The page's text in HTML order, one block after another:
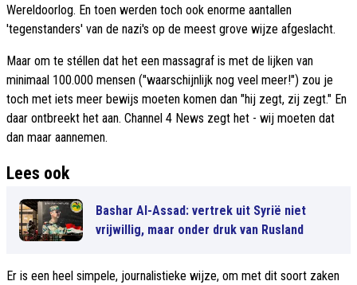
Wereldoorlog. En toen werden toch ook enorme aantallen
'tegenstanders' van de nazi's op de meest grove wijze afgeslacht.
Maar om te stéllen dat het een massagraf is met de lijken van
minimaal 100.000 mensen ("waarschijnlijk nog veel meer!") zou je
toch met iets meer bewijs moeten komen dan "hij zegt, zij zegt." En
daar ontbreekt het aan. Channel 4 News zegt het - wij moeten dat
dan maar aannemen.
Lees ook
Bashar Al-Assad: vertrek uit Syrië niet
vrijwillig, maar onder druk van Rusland
Er is een heel simpele, journalistieke wijze, om met dit soort zaken